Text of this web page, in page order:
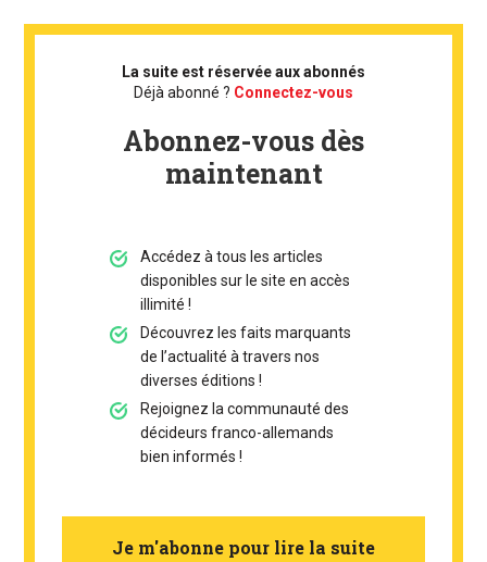
La suite est réservée aux abonnés
Déjà abonné ? Connectez-vous
Abonnez-vous dès
maintenant
Accédez à tous les articles
disponibles sur le site en accès
illimité !
Découvrez les faits marquants
de l’actualité à travers nos
diverses éditions !
Rejoignez la communauté des
décideurs franco-allemands
bien informés !
Je m'abonne pour lire la suite